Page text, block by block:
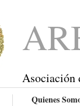
Asociación
Quienes